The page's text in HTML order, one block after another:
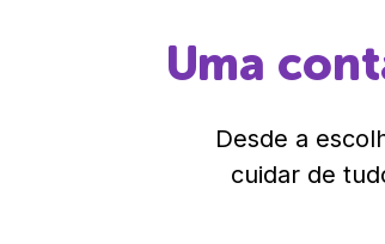
Uma
Desde a
cuidar de